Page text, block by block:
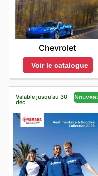
Chevrolet
Voir le catalogue
Valable jusqu'au 30
déc.